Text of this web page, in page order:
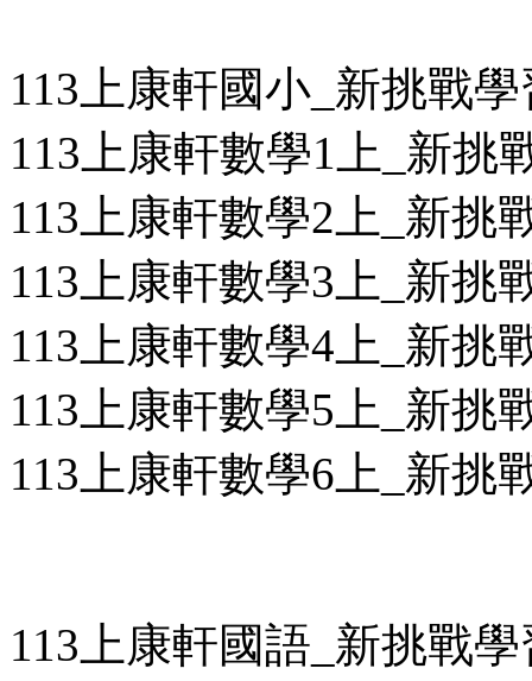
113上康軒國小_新挑戰
113上康軒數學1上_新挑
113上康軒數學2上_新挑
113上康軒數學3上_新挑
113上康軒數學4上_新挑
113上康軒數學5上_新挑
113上康軒數學6上_新挑
113上康軒國語_新挑戰